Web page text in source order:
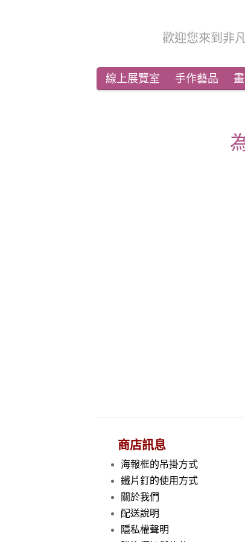
歡迎您來到非
線上展覽室 手作藝品
商店訊息
海報框的吊掛方式
鐵片釘的使用方式
關於我們
配送說明
隱私權聲明